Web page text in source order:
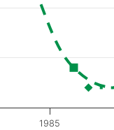
1985